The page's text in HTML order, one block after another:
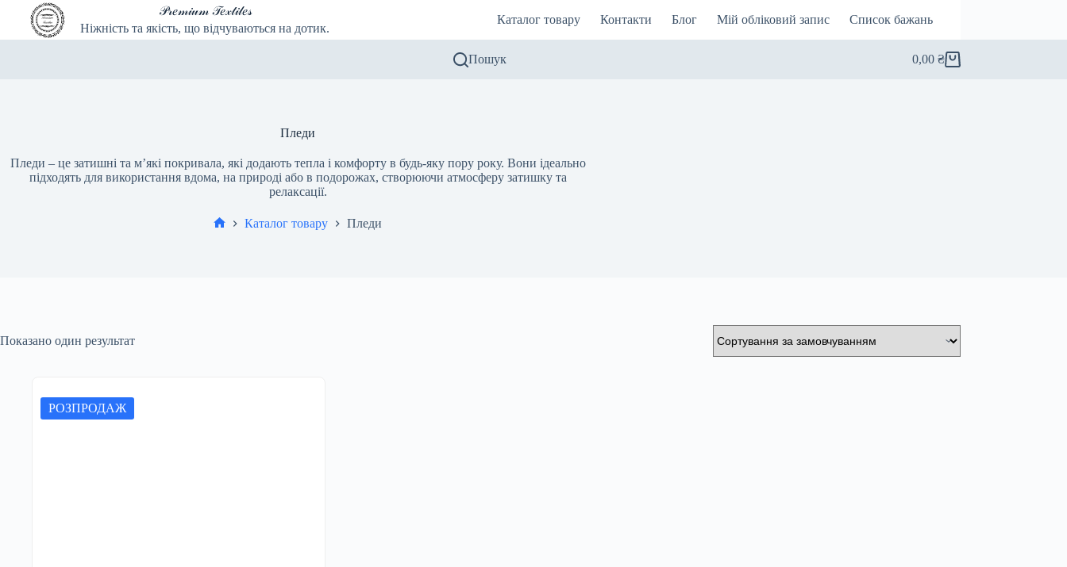
Перейти
𝒫𝓇𝑒𝓂𝒾𝓊𝓂 𝒯𝑒𝓍𝓉𝒾𝓁𝑒𝓈
Ніжність та якість, що відчуваються на дотик.
Каталог товару Контакти Блог Мій обліковий запис Список бажань
Пошук Кошик
0,00 ₴
Пледи
Пледи – це затишні та м’які покривала, які додають тепла і комфорту в будь-яку пору року. Вони ідеально
підходять для використання вдома, на природі або в подорожах, створюючи атмосферу затишку та
релаксації.
Каталог товару Пледи
Показано один результат
РОЗПРОДАЖ